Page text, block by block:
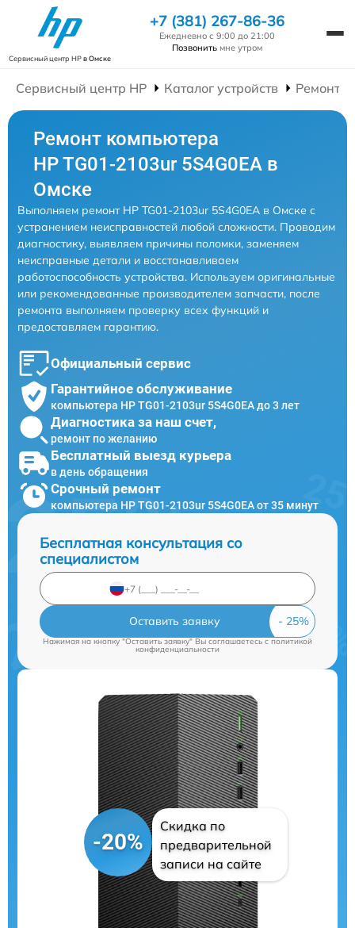
Сервисный центр HPв Омске
+7 (381) 267-86-36
Ежедневно с 9:00 до 21:00
Позвонить мне утром
Сервисный центр HP Каталог устройств Ремонт
Ремонт компьютера
HP TG01-2103ur 5S4G0EA в
Омске
Выполняем ремонт HP TG01-2103ur 5S4G0EA в Омске с
устранением неисправностей любой сложности. Проводим
диагностику, выявляем причины поломки, заменяем
неисправные детали и восстанавливаем
работоспособность устройства. Используем оригинальные
или рекомендованные производителем запчасти, после
ремонта выполняем проверку всех функций и
предоставляем гарантию.
Официальный сервис
Гарантийное обслуживание
компьютера HP TG01-2103ur 5S4G0EA до 3 лет
Диагностика за наш счет,
ремонт по желанию
Бесплатный выезд курьера
в день обращения
Срочный ремонт
компьютера HP TG01-2103ur 5S4G0EA от 35 минут
Бесплатная консультация со
специалистом
Оставить заявку
Нажимая на кнопку "Оставить заявку" Вы соглашаетесь cполитикой
конфиденциальности
-20%
Скидка по
предварительной
записи на сайте